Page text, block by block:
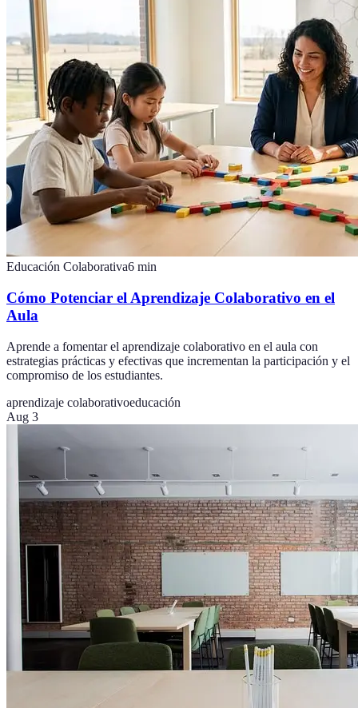
Educación Colaborativa6 min
Cómo Potenciar el Aprendizaje Colaborativo en el
Aula
Aprende a fomentar el aprendizaje colaborativo en el aula con
estrategias prácticas y efectivas que incrementan la participación y el
compromiso de los estudiantes.
aprendizaje colaborativoeducación
Aug 3